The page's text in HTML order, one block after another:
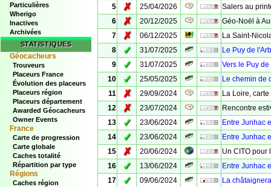
Particulières
Wherigo
Inactives
Archivées
STATISTIQUES
Géocacheurs
Trouveurs
Placeurs France
Évolution des placeurs
Placeurs région
Placeurs département
Awarded Géocacheurs
Owner Events
France
Carte de progression
Carte globale
Caches totalité
Répartition par type
Régions
Caches région
5
✗ 25/04/2026
Salers au
6
✗ 20/12/2025
Géo-Noël à
7
✗ 06/12/2025
La Saint-
8
✓ 31/07/2025
Le Puy de
9
✓ 31/07/2025
Vers le Puy
10
✓ 25/05/2025
Le chemin de
11
✗ 29/09/2024
La Loire,
12
✗ 23/07/2024
Rencontre
13
✓ 23/06/2024
Entre Junhac
14
✓ 23/06/2024
Entre Junhac
15
✗ 20/06/2024
Un CITO pour
16
✓ 13/06/2024
Entre Junhac
17
✓ 09/06/2024
La